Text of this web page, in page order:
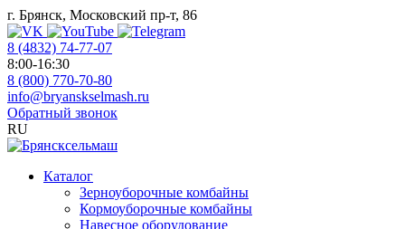
г. Брянск, Московский пр-т, 86
8 (4832) 74-77-07
8:00-16:30
8 (800) 770-70-80
info@bryanskselmash.ru
Обратный звонок
RU
Каталог
Зерноуборочные комбайны
Кормоуборочные комбайны
Навесное оборудование